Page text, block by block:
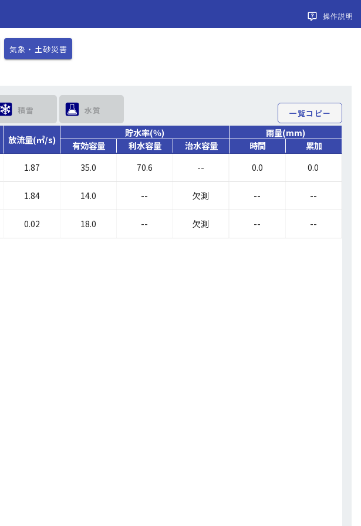
操作説明
気象・土砂災害
積雪 水質 一覧コピー
放流量(㎥/s)
貯水率(％)
有効容量
利水容量 治水容量
雨量(mm)
時間
累加
1.87 35.0 70.6 -- 0.0 0.0
1.84 14.0 -- 欠測 -- --
0.02 18.0 -- 欠測 -- --